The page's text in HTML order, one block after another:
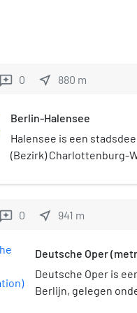
reviews 0 near_me 880 m
Berlin-Halensee
Halensee is een
(Bezirk) Charlottenburg-
Kurfürstendamm. De
zelfstandige stad
reviews 0 near_me 941 m
Deutsche Oper
Deutsche Oper is
Berlijn, gelegen